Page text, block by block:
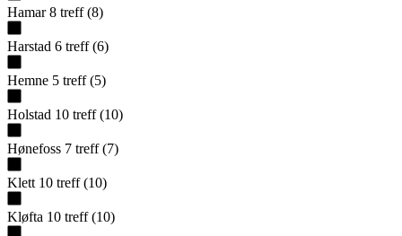
Hamar 8 treff (8)
Harstad 6 treff (6)
Hemne 5 treff (5)
Holstad 10 treff (10)
Hønefoss 7 treff (7)
Klett 10 treff (10)
Kløfta 10 treff (10)